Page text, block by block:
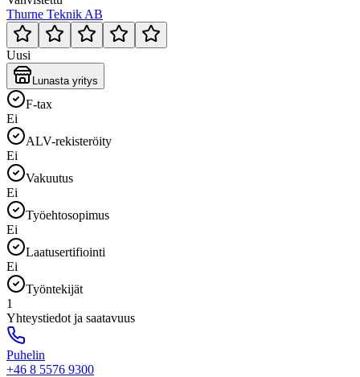
Thurne Teknik AB
Uusi
Lunasta yritys
F-tax
Ei
ALV-rekisteröity
Ei
Vakuutus
Ei
Työehtosopimus
Ei
Laatusertifiointi
Ei
Työntekijät
1
Yhteystiedot ja saatavuus
Puhelin
+46 8 5576 9300